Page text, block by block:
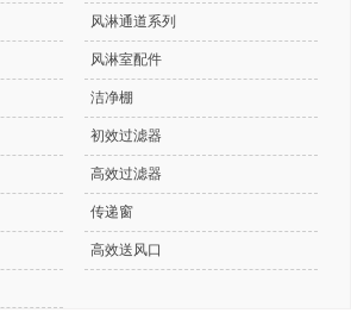
风淋通道系列
风淋室配件
洁净棚
初效过滤器
高效过滤器
传递窗
高效送风口